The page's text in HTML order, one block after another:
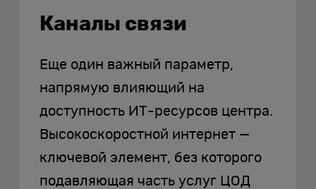
Каналы связи
Еще один важный параметр,
напрямую влияющий на
доступность ИТ-ресурсов центра.
Высокоскоростной интернет —
ключевой элемент, без которого
подавляющая часть услуг ЦОД